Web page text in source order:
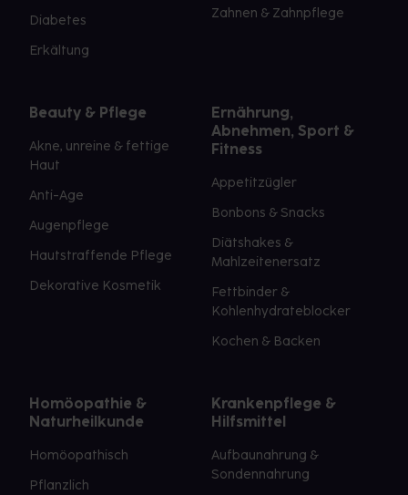
Diabetes
Erkältung
Zahnen & Zahnpflege
Beauty & Pflege
Akne, unreine & fettige
Haut
Anti-Age
Augenpflege
Hautstraffende Pflege
Dekorative Kosmetik
Ernährung,
Abnehmen, Sport &
Fitness
Appetitzügler
Bonbons & Snacks
Diätshakes &
Mahlzeitenersatz
Fettbinder &
Kohlenhydrateblocker
Kochen & Backen
Homöopathie &
Naturheilkunde
Homöopathisch
Pflanzlich
Krankenpflege &
Hilfsmittel
Aufbaunahrung &
Sondennahrung